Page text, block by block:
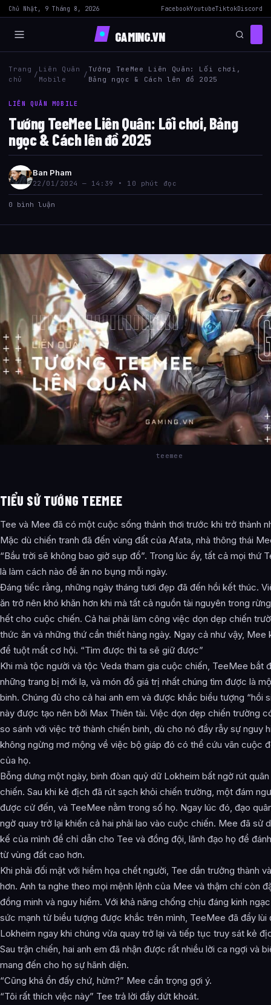
Chủ Nhật, 9 Tháng 8, 2026 FacebookYoutubeTiktokDiscord
GAMING.VN
Trang
chủ
/
Liên Quân
Mobile
/
Tướng TeeMee Liên Quân: Lối chơi,
Bảng ngọc & Cách lên đồ 2025
LIÊN QUÂN MOBILE
Tướng TeeMee Liên Quân: Lối chơi, Bảng
ngọc & Cách lên đồ 2025
Ban Pham
22/01/2024 — 14:39 • 10 phút đọc
0 bình luận
teemee
TIỂU SỬ TƯỚNG TEEMEE
Tee và Mee đã có một cuộc sống thảnh thơi trước khi trở thành
Mặc dù chiến tranh đã đến vùng đất của Afata, nhà thông thái
“Bầu trời sẽ không bao giờ sụp đổ”. Trong lúc ấy, tất cả mọi thứ
là làm cách nào để ăn no bụng mỗi ngày.
Đáng tiếc rằng, những ngày tháng tươi đẹp đã đến hồi kết thúc.
ăn trở nên khó khăn hơn khi mà tất cả nguồn tài nguyên trong
hết cho cuộc chiến. Cả hai phải làm công việc dọn dẹp chiến
thức ăn và những thứ cần thiết hàng ngày. Ngay cả như vậy, Mee
để tuột mất cơ hội. “Tìm được thì ta sẽ giữ được”
Khi mà tộc người và tộc Veda tham gia cuộc chiến, TeeMee bắt
những trang bị mới lạ, và món đồ giá trị nhất chúng tìm được là
binh. Chúng đủ cho cả hai anh em và được khắc biểu tượng “hồi
này được tạo nên bởi Max Thiên tài. Việc dọn dẹp chiến trường
so sánh với việc trở thành chiến binh, dù cho nó đầy rẫy sự nguy
không ngừng mơ mộng về việc bộ giáp đó có thể cứu vãn cuộc
của họ.
Bỗng dưng một ngày, binh đòan quỷ dữ Lokheim bất ngờ rút
chiến. Sau khi kẻ địch đã rút sạch khỏi chiến trường, một đám
được cử đến, và TeeMee nằm trong số họ. Ngay lúc đó, đạo
ngờ quay trở lại khiến cả hai phải lao vào cuộc chiến. Mee đã sử
kế của mình để chỉ dẫn cho Tee và đồng đội, lãnh đạo họ để
từ vùng đất cao hơn.
Khi phải đối mặt với hiểm họa chết người, Tee dần trưởng thành
hơn. Anh ta nghe theo mọi mệnh lệnh của Mee và thậm chí còn
đồng minh và nguy hiểm. Với khả năng chống chịu đáng kinh
sức mạnh từ biểu tượng được khắc trên mình, TeeMee đã đẩy lùi
Lokheim ngay khi chúng vừa quay trở lại và tiếp tục truy sát kẻ
Sau trận chiến, hai anh em đã nhận được rất nhiều lời ca ngợi và
mang đến cho họ sự hãnh diện.
“Cũng khá ổn đấy chứ, hừm?” Mee cẩn trọng gợi ý.
“Tôi rất thích việc này” Tee trả lời đầy dứt khoát.